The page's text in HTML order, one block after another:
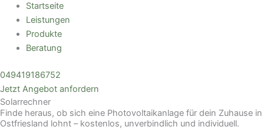
Startseite
Leistungen
Produkte
Beratung
049419186752
Jetzt Angebot anfordern
Solarrechner
Finde heraus, ob sich eine Photovoltaikanlage für dein Zuhause in
Ostfriesland lohnt – kostenlos, unverbindlich und individuell.